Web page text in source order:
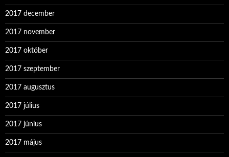
2017 december
2017 november
2017 október
2017 szeptember
2017 augusztus
2017 július
2017 június
2017 május